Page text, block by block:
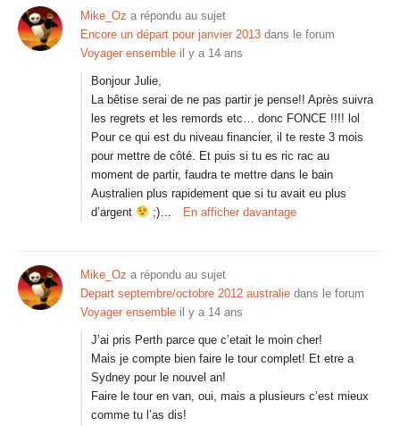
Mike_Oz a répondu au sujet
Encore un départ pour janvier 2013 dans le forum
Voyager ensemble il y a 14 ans
Bonjour Julie,
La bêtise serai de ne pas partir je pense!! Après suivra
les regrets et les remords etc… donc FONCE !!!! lol
Pour ce qui est du niveau financier, il te reste 3 mois
pour mettre de côté. Et puis si tu es ric rac au
moment de partir, faudra te mettre dans le bain
Australien plus rapidement que si tu avait eu plus
d’argent
;)… En afficher davantage
Mike_Oz a répondu au sujet
Depart septembre/octobre 2012 australie dans le forum
Voyager ensemble il y a 14 ans
J’ai pris Perth parce que c’etait le moin cher!
Mais je compte bien faire le tour complet! Et etre a
Sydney pour le nouvel an!
Faire le tour en van, oui, mais a plusieurs c’est mieux
comme tu l’as dis!